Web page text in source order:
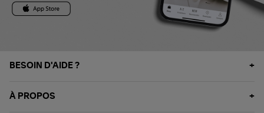
BESOIN D'AIDE ?
À PROPOS